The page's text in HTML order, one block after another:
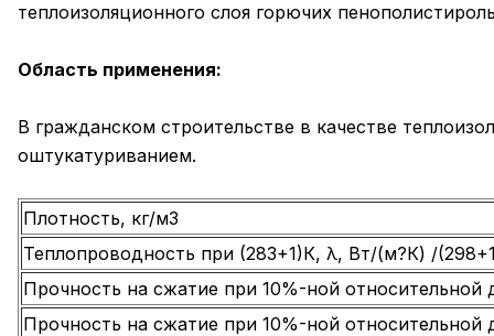
теплоизоляционного слоя горючих
Область применения:
В гражданском строительстве в качестве
оштукатуриванием.
Плотность, кг/м3
Теплопроводность при (283+1)К, λ, Вт/(м?К) /
Прочность на сжатие при 10%-ной
Прочность на сжатие при 10%-ной